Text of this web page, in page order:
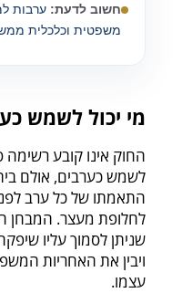
חשוב לדעת: ערבות
משפטית וכלכלית
מי יכול לשמש
החוק אינו קובע רשימה
לשמש כערבים, אולם
התאמתו של כל ערב
לחלופת מעצר. המבחן
שניתן לסמוך עליו
ויבין את האחריות
עצמו.